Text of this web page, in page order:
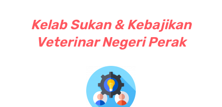
Kelab Sukan & Kebajikan
Veterinar Negeri Perak